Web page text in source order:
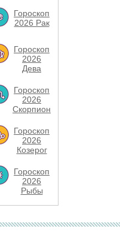
Гороскоп
2026 Рак
Гороскоп
2026
Дева
Гороскоп
2026
Скорпион
Гороскоп
2026
Козерог
Гороскоп
2026
Рыбы